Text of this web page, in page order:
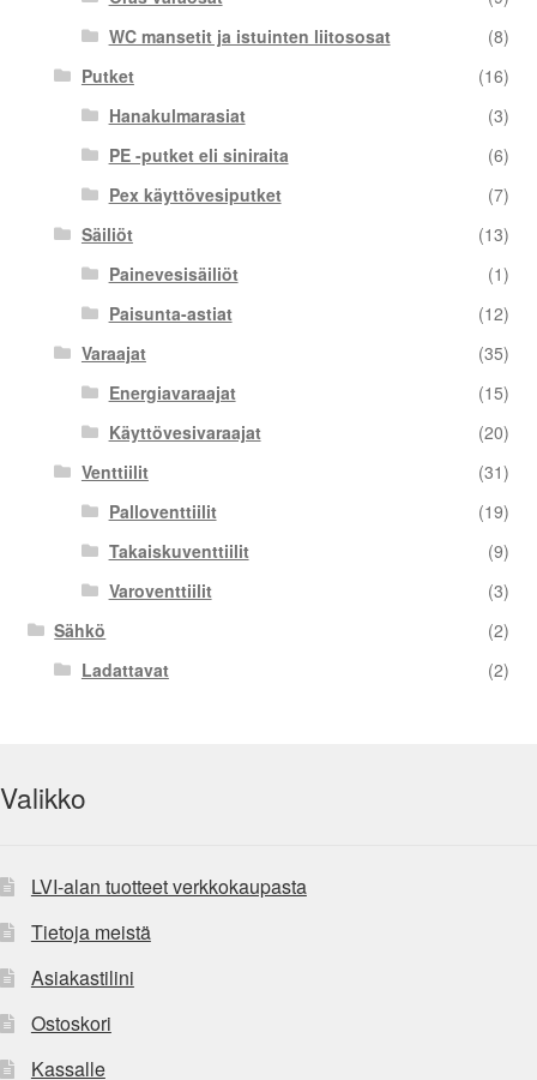
WC mansetit ja istuinten liitososat
(8)
Putket
(16)
Hanakulmarasiat
(3)
PE -putket eli siniraita
(6)
Pex käyttövesiputket
(7)
Säiliöt
(13)
Painevesisäiliöt
(1)
Paisunta-astiat
(12)
Varaajat
(35)
Energiavaraajat
(15)
Käyttövesivaraajat
(20)
Venttiilit
(31)
Palloventtiilit
(19)
Takaiskuventtiilit
(9)
Varoventtiilit
(3)
Sähkö
(2)
Ladattavat
(2)
Valikko
LVI-alan tuotteet verkkokaupasta
Tietoja meistä
Asiakastilini
Ostoskori
Kassalle